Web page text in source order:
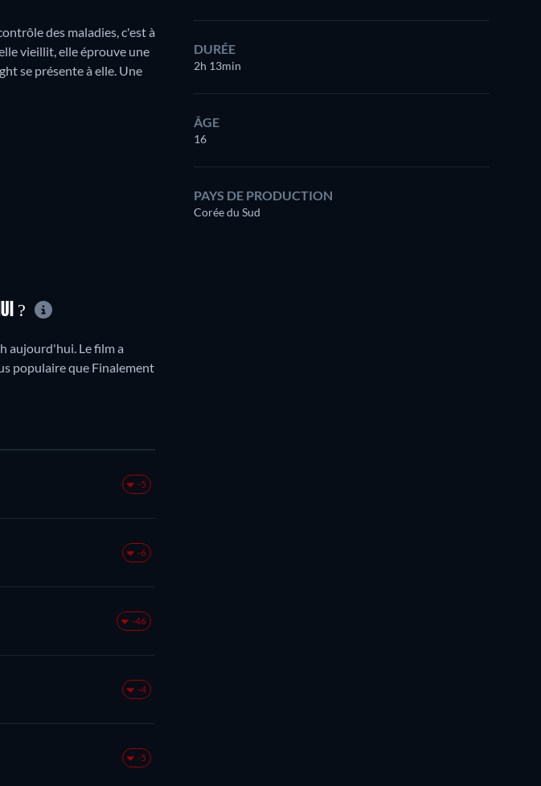
des maladies, c'est à
vieillit, elle éprouve une
se présente à elle. Une
DURÉE
2h 13min
ÂGE
16
PAYS DE PRODUCTION
Corée du Sud
?
aujourd'hui. Le film a
populaire que Finalement
-5
-6
-46
-4
-5